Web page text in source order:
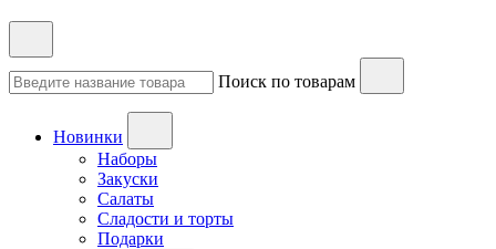
Поиск по товарам
Новинки
Наборы
Закуски
Салаты
Сладости и торты
Подарки